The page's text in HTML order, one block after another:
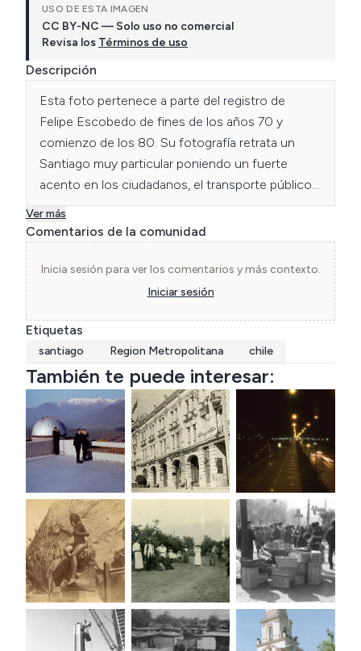
USO DE ESTA IMAGEN
CC BY-NC — Solo uso no comercial
Revisa los Términos de uso
Descripción
Esta foto pertenece a parte del registro de
Felipe Escobedo de fines de los años 70 y
comienzo de los 80. Su fotografía retrata un
Santiago muy particular poniendo un fuerte
acento en los ciudadanos, el transporte público y
lugares poco tradicionales de la capital.
Ver más
Comentarios de la comunidad
Inicia sesión para ver los comentarios y más contexto.
Iniciar sesión
Etiquetas
santiago Region Metropolitana chile
También te puede interesar: